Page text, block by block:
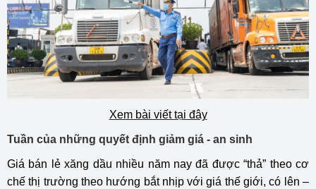
Xem bài viết tại đây
Tuần của những quyết định giảm giá - an sinh
Giá bán lẻ xăng dầu nhiều năm nay đã được “thả” theo cơ
chế thị trường theo hướng bắt nhịp với giá thế giới, có lên –